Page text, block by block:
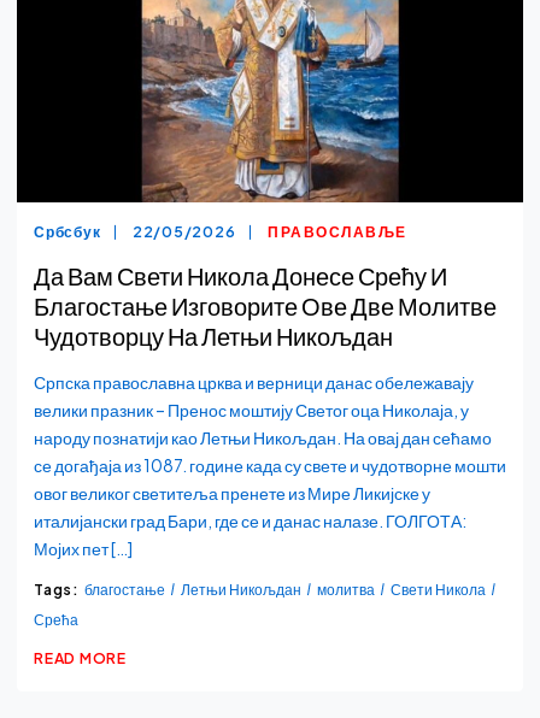
Србсбук 22/05/2026 ПРАВОСЛАВЉЕ
Да Вам Свети Никола Донесе Срећу И
Благостање Изговорите Ове Две Молитве
Чудотворцу На Летњи Никољдан
Српска православна црква и верници данас обележавају
велики празник – Пренос моштију Светог оца Николаја, у
народу познатији као Летњи Никољдан. На овај дан сећамо
се догађаја из 1087. године када су свете и чудотворне мошти
овог великог светитеља пренете из Мире Ликијске у
италијански град Бари, где се и данас налазе. ГОЛГОТА:
Мојих пет […]
Tags: благостање Летњи Никољдан молитва
Свети Никола
Срећа
READ MORE